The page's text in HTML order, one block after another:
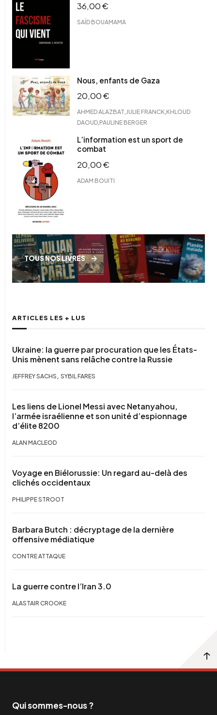
36,00€
SAÏD BOUAMAMA
Nous, enfants de Gaza
20,00€
AHMED ALAZBAT JULIE FRANCK KHLOUD
DAOUD PAULINE BERGER
L’information est un sport de
combat
20,00€
ADAM BOUITI
TOUS NOS LIVRES
ARTICLES LES + LUS
Ukraine: la guerre par procuration que les États-
Unis mènent sans relâche contre la Russie
JEFFREY SACHS, SYBIL FARES
Les liens de Lionel Messi avec Netanyahou,
l’armée israélienne et son unité d’espionnage
d’élite 8200
ALAN MACLEOD
Voyage en Biélorussie: Un regard au-delà des
clichés occidentaux
PHILIPPE STROOT
Barbara Butch : décryptage de la dernière
offensive médiatique
CONTRE ATTAQUE
La guerre contre l’Iran 3.0
ALASTAIR CROOKE
Qui sommes-nous ?